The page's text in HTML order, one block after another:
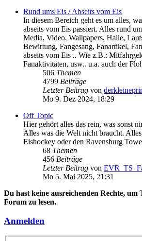
Rund ums Eis / Abseits vom Eis
In diesem Bereich geht es um alles,
abseits vom Eis passiert. Alles rund
Media, Video, Wallpapers, Halle,
Bewirtung, Fangesang, Fanartikel,
abseits vom Eis .. Wie z.B.:
Fanaktivitäten, usw.. u.a. auch der
506 Themen
4799 Beiträge
Letzter Beitrag von
Mo 9. Dez 2024, 18:29
Off Topic
Hier gehört alles das rein, was sonst
Alles was die Welt nicht braucht.
Eishockey oder den Ravensburg
68 Themen
456 Beiträge
Letzter Beitrag von
Mo 5. Mai 2025, 21:31
Du hast keine ausreichenden Rechte, um
Forum zu lesen.
Anmelden